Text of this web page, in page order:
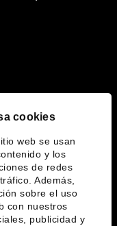
cookies
web se usan
y los
de redes
Además,
sobre el uso
con nuestros
publicidad y